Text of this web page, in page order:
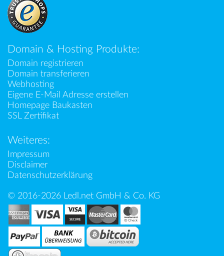
Domain & Hosting Produkte:
Domain registrieren
Domain transferieren
Webhosting
Eigene E-Mail Adresse erstellen
Homepage Baukasten
SSL Zertifikat
Weiteres:
Impressum
Disclaimer
Datenschutzerklärung
© 2016-2026 Ledl.net GmbH & Co. KG